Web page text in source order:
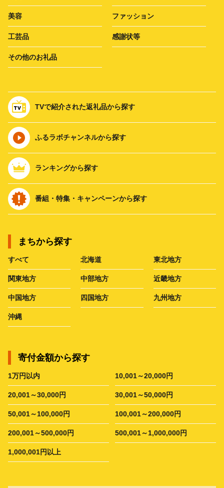
美容 ファッション
工芸品 感謝状等
その他のお礼品
TVで紹介された返礼品から探す
ふるラボチャンネルから探す
ランキングから探す
番組・特集・キャンペーンから探す
まちから探す
すべて 北海道 東北地方
関東地方 中部地方 近畿地方
中国地方 四国地方 九州地方
沖縄
寄付金額から探す
1万円以内 10,001～20,000円
20,001～30,000円 30,001～50,000円
50,001～100,000円 100,001～200,000円
200,001～500,000円 500,001～1,000,000円
1,000,001円以上